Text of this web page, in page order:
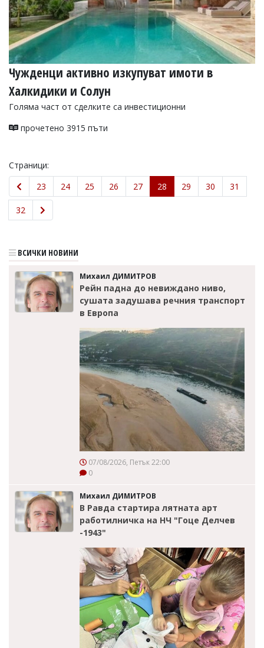
Чужденци активно изкупуват имоти в
Халкидики и Солун
Голяма част от сделките са инвестиционни
прочетено 3915 пъти
Страници:
23
24 25 26 27 28 29 30 31
32
ВСИЧКИ НОВИНИ
Михаил ДИМИТРОВ
Рейн падна до невиждано ниво,
сушата задушава речния транспорт
в Европа
07/08/2026, Петък 22:00
0
Михаил ДИМИТРОВ
В Равда стартира лятната арт
работилничка на НЧ "Гоце Делчев
-1943"